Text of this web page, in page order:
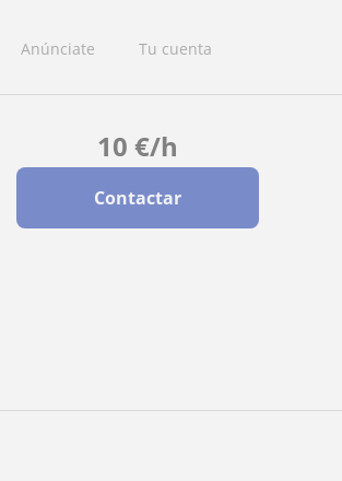
Anúnciate Tu cuenta
10 €/h
Contactar